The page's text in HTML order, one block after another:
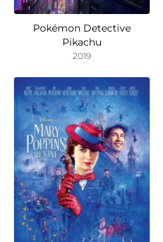
Pokémon Detective
Pikachu
2019